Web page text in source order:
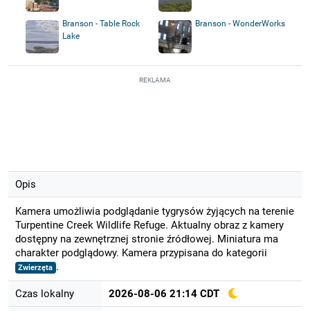
Branson - Table Rock
Lake
Branson - WonderWorks
REKLAMA
Opis
Kamera umożliwia podglądanie tygrysów żyjących na terenie
Turpentine Creek Wildlife Refuge. Aktualny obraz z kamery
dostępny na zewnętrznej stronie źródłowej. Miniatura ma
charakter podglądowy. Kamera przypisana do kategorii
Zwierzęta .
Czas lokalny 2026-08-06 21:14 CDT